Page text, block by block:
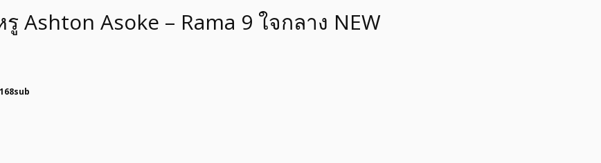
Ashton Asoke – Rama 9 ใจกลาง NEW